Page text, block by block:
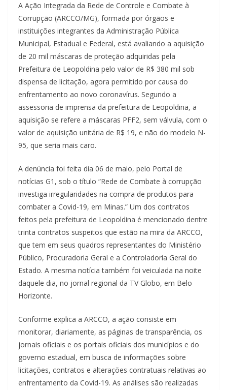
A Ação Integrada da Rede de Controle e Combate à
Corrupção (ARCCO/MG), formada por órgãos e
instituições integrantes da Administração Pública
Municipal, Estadual e Federal, está avaliando a aquisição
de 20 mil máscaras de proteção adquiridas pela
Prefeitura de Leopoldina pelo valor de R$ 380 mil sob
dispensa de licitação, agora permitido por causa do
enfrentamento ao novo coronavírus. Segundo a
assessoria de imprensa da prefeitura de Leopoldina, a
aquisição se refere a máscaras PFF2, sem válvula, com o
valor de aquisição unitária de R$ 19, e não do modelo N-
95, que seria mais caro.
A denúncia foi feita dia 06 de maio, pelo Portal de
notícias G1, sob o título “Rede de Combate à corrupção
investiga irregularidades na compra de produtos para
combater a Covid-19, em Minas.” Um dos contratos
feitos pela prefeitura de Leopoldina é mencionado dentre
trinta contratos suspeitos que estão na mira da ARCCO,
que tem em seus quadros representantes do Ministério
Público, Procuradoria Geral e a Controladoria Geral do
Estado. A mesma notícia também foi veiculada na noite
daquele dia, no jornal regional da TV Globo, em Belo
Horizonte.
Conforme explica a ARCCO, a ação consiste em
monitorar, diariamente, as páginas de transparência, os
jornais oficiais e os portais oficiais dos municípios e do
governo estadual, em busca de informações sobre
licitações, contratos e alterações contratuais relativas ao
enfrentamento da Covid-19. As análises são realizadas